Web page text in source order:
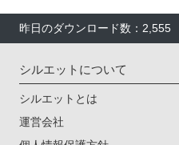
昨日のダウンロード数：2,555
シルエットについて
シルエットとは
運営会社